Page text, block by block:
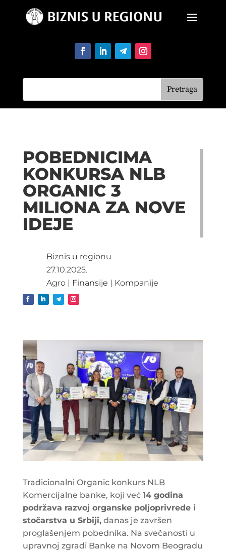
POBEDNICIMA
KONKURSA NLB
ORGANIC 3
MILIONA ZA NOVE
IDEJE
Biznis u regionu
27.10.2025.
Agro| Finansije | Kompanije
Tradicionalni Organic konkurs NLB
Komercijalne banke, koji već 14 godina
podržava razvoj organske poljoprivrede i
stočarstva u Srbiji,danas je završen
proglašenjem pobednika. Na svečanosti u
upravnoj zgradi Banke na Novom Beogradu